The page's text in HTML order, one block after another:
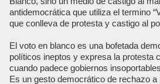
antidemocrática que utiliza el termino
que conlleva de protesta y castigo al
El voto en blanco es una bofetada
políticos ineptos y expresa la protesta
cuando padece gobiernos
Es un gesto democrático de rechazo